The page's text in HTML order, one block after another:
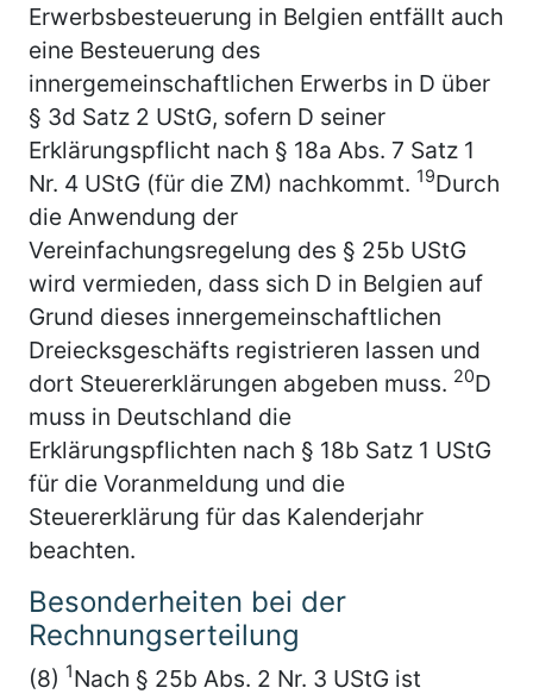
Erwerbsbesteuerung in Belgien entfällt auch
eine Besteuerung des
innergemeinschaftlichen Erwerbs in D über
§ 3d Satz 2 UStG, sofern D seiner
Erklärungspflicht nach § 18a Abs. 7 Satz 1
Nr. 4 UStG (für die ZM) nachkommt. 19Durch
die Anwendung der
Vereinfachungsregelung des § 25b UStG
wird vermieden, dass sich D in Belgien auf
Grund dieses innergemeinschaftlichen
Dreiecksgeschäfts registrieren lassen und
dort Steuererklärungen abgeben muss. 20D
muss in Deutschland die
Erklärungspflichten nach § 18b Satz 1 UStG
für die Voranmeldung und die
Steuererklärung für das Kalenderjahr
beachten.
Besonderheiten bei der
Rechnungserteilung
(8) 1Nach § 25b Abs. 2 Nr. 3 UStG ist